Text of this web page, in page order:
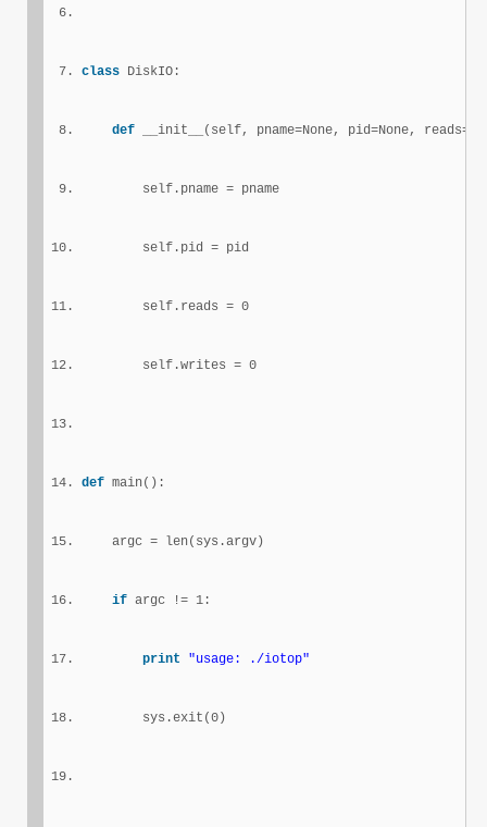
class DiskIO:
def __init__(self, pname=None, pid=None,
self.pname = pname
self.pid = pid
self.reads = 0
self.writes = 0
def main():
argc = len(sys.argv)
if argc != 1:
print "usage: ./iotop"
sys.exit(0)